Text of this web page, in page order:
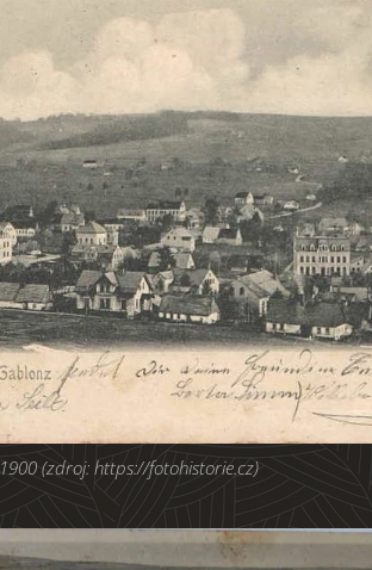
1900 (zdroj: https://fotohistorie.cz)